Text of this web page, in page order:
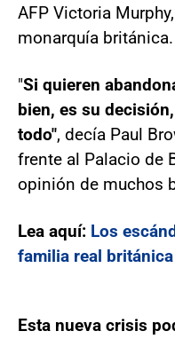
AFP Victoria
monarquía británica.
"Si quieren
bien, es su
todo", decía Paul
frente al Palacio de
opinión de muchos
Lea aquí: Los
familia real británica
Esta nueva crisis